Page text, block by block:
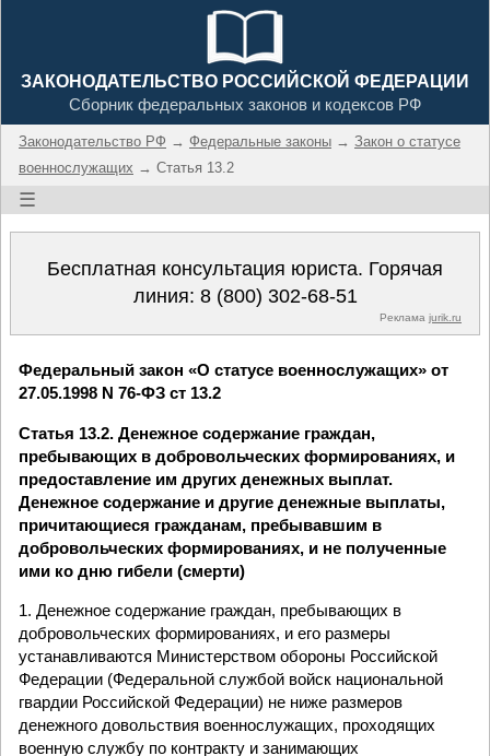
ЗАКОНОДАТЕЛЬСТВО РОССИЙСКОЙ ФЕДЕРАЦИИ
Сборник федеральных законов и кодексов РФ
Законодательство РФ → Федеральные законы → Закон о статусе
военнослужащих → Статья 13.2
☰
Бесплатная консультация юриста. Горячая
линия: 8 (800) 302-68-51
Реклама jurik.ru
Федеральный закон «О статусе военнослужащих» от
27.05.1998 N 76-ФЗ ст 13.2
Статья 13.2. Денежное содержание граждан,
пребывающих в добровольческих формированиях, и
предоставление им других денежных выплат.
Денежное содержание и другие денежные выплаты,
причитающиеся гражданам, пребывавшим в
добровольческих формированиях, и не полученные
ими ко дню гибели (смерти)
1. Денежное содержание граждан, пребывающих в
добровольческих формированиях, и его размеры
устанавливаются Министерством обороны Российской
Федерации (Федеральной службой войск национальной
гвардии Российской Федерации) не ниже размеров
денежного довольствия военнослужащих, проходящих
военную службу по контракту и занимающих